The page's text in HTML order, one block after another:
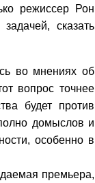
режиссер Рон
сказать
во мнениях об
вопрос точнее
будет против
домыслов и
особенно в
премьера,